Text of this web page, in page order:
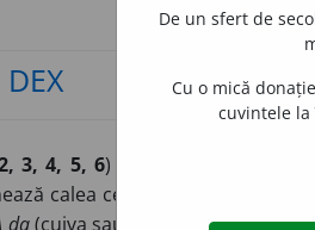
3, 4, 5, 6)
calea cea mai dreaptă;
da(cuiva sau la ceva) ocol= a
De un sfert de
Cu o mică
cuvintele